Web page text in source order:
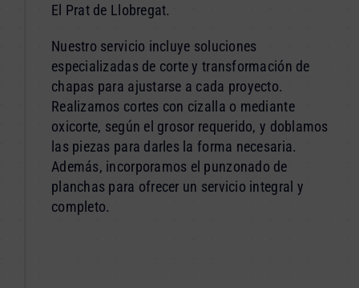
El Prat de Llobregat.
Nuestro servicio incluye soluciones
especializadas de corte y transformación de
chapas para ajustarse a cada proyecto.
Realizamos cortes con cizalla o mediante
oxicorte, según el grosor requerido, y doblamos
las piezas para darles la forma necesaria.
Además, incorporamos el punzonado de
planchas para ofrecer un servicio integral y
completo.